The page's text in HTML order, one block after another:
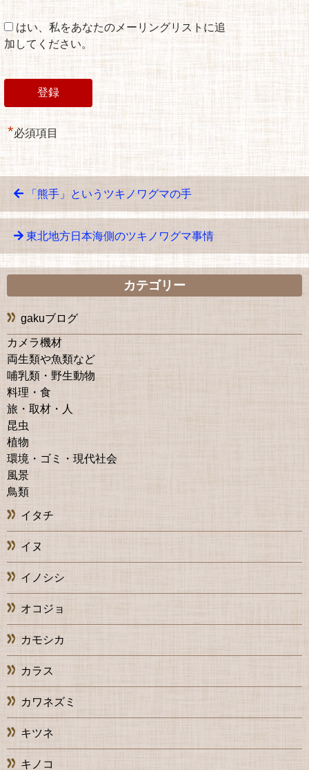
はい、私をあなたのメーリングリストに追
加してください。
*必須項目
「熊手」というツキノワグマの手
東北地方日本海側のツキノワグマ事情
カテゴリー
gakuブログ
カメラ機材
両生類や魚類など
哺乳類・野生動物
料理・食
旅・取材・人
昆虫
植物
環境・ゴミ・現代社会
風景
鳥類
イタチ
イヌ
イノシシ
オコジョ
カモシカ
カラス
カワネズミ
キツネ
キノコ